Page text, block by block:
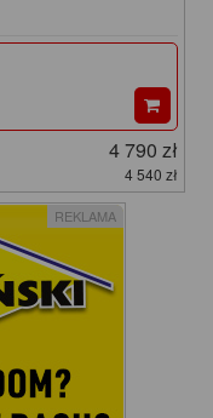
4 790 zł
4 540 zł
REKLAMA